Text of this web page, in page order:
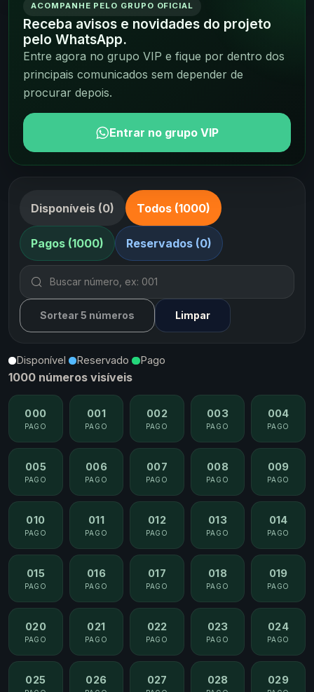
ACOMPANHE PELO GRUPO OFICIAL
Receba avisos e novidades do projeto
pelo WhatsApp.
Entre agora no grupo VIP e fique por dentro dos
principais comunicados sem depender de
procurar depois.
Entrar no grupo VIP
Disponíveis (0) Todos (1000)
Pagos (1000) Reservados (0)
Sortear 5 números Limpar
Disponível Reservado Pago
1000 números visíveis
000
PAGO
001
PAGO
002
PAGO
003
PAGO
004
PAGO
005
PAGO
006
PAGO
007
PAGO
008
PAGO
009
PAGO
010
PAGO
011
PAGO
012
PAGO
013
PAGO
014
PAGO
015
PAGO
016
PAGO
017
PAGO
018
PAGO
019
PAGO
020
PAGO
021
PAGO
022
PAGO
023
PAGO
024
PAGO
025 026 027 028 029